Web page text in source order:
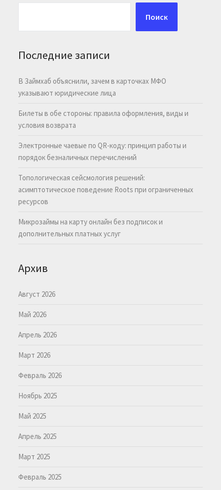
Поиск
Последние записи
В Займхаб объяснили, зачем в карточках МФО
указывают юридические лица
Билеты в обе стороны: правила оформления, виды и
условия возврата
Электронные чаевые по QR-коду: принцип работы и
порядок безналичных перечислений
Топологическая сейсмология решений:
асимптотическое поведение Roots при ограниченных
ресурсов
Микрозаймы на карту онлайн без подписок и
дополнительных платных услуг
Архив
Август 2026
Май 2026
Апрель 2026
Март 2026
Февраль 2026
Ноябрь 2025
Май 2025
Апрель 2025
Март 2025
Февраль 2025